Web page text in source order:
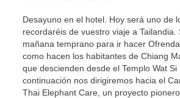
Desayuno en el hotel. Hoy será uno de
recordaréis de vuestro viaje a Tailandia.
mañana temprano para ir hacer
como hacen los habitantes de Chiang
que descienden desde el Templo Wat Si
continuación nos dirigiremos hacia el
Thai Elephant Care, un proyecto